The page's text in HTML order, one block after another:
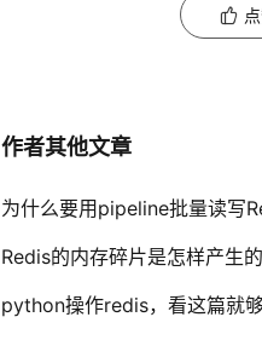
作者其他文章
为什么要用pipeline批量读写
Redis的内存碎片是怎样产生的
python操作redis，看这篇就